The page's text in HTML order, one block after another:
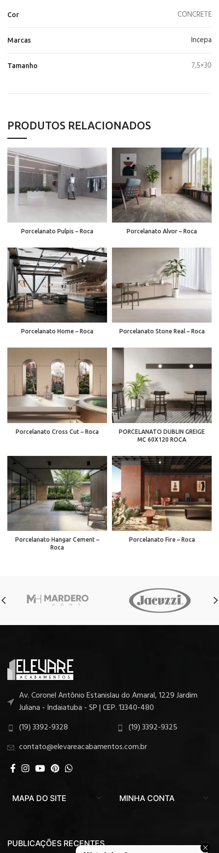
Cor CONCRETE
Marcas Incepa
Tamanho 7,5×30
PRODUTOS RELACIONADOS
Porcelanato Pulpis – Roca Porcelanato Alvor – Roca
Porcelanato Home – Roca Porcelanato Stone Real – Roca
Porcelanato Cross Cut – Roca
PORCELANATO DUBLIN GREIGE
MC 60X120 ROCA
Porcelanato Hangar Cement –
Roca
Porcelanato Fire – Roca
Av. Coronel Antônio Estanislau do Amaral, 1229 Jardim
Juliana - Indaiatuba - SP | CEP. 13340-480
(19) 3392-9328
(19) 3392-9325
contato@elevareacabamentos.com.br
MAPA DO SITE MINHA CONTA
PUBLICAÇÕES RECENTES